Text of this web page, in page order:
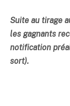
Suite au tirage
les gagnants
notification
sort).